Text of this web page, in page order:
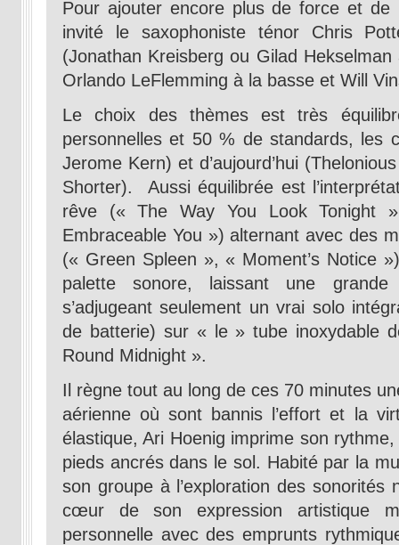
Pour ajouter encore plus de force et
invité le saxophoniste ténor Chris
(Jonathan Kreisberg ou Gilad
Orlando LeFlemming à la basse et Will
Le choix des thèmes est très
personnelles et 50 % de standards, les
Jerome Kern) et d’aujourd’hui
Shorter). Aussi équilibrée est
rêve (« The Way You Look
Embraceable You ») alternant avec des
(« Green Spleen », « Moment’s Notice
palette sonore, laissant une
s’adjugeant seulement un vrai solo
de batterie) sur « le » tube inoxydable
Round Midnight ».
Il règne tout au long de ces 70 minutes
aérienne où sont bannis l’effort et la
élastique, Ari Hoenig imprime son
pieds ancrés dans le sol. Habité par la
son groupe à l’exploration des sonorités
cœur de son expression artistique
personnelle avec des emprunts